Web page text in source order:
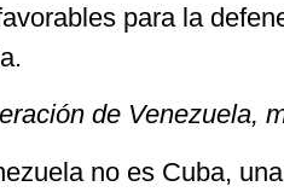
para la
de Venezuela,
no es Cuba,